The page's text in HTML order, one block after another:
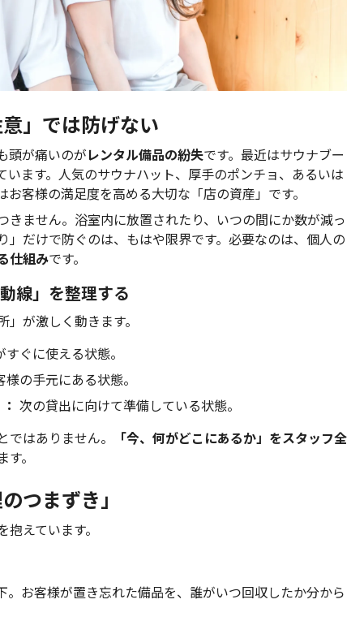
」では防げない
頭が痛いのがレンタル備品の紛失です。最近はサウナブー
います。人気のサウナハット、厚手のポンチョ、あるいは
客様の満足度を高める大切な「店の資産」です。
きません。浴室内に放置されたり、いつの間にか数が減っ
」だけで防ぐのは、もはや限界です。必要なのは、個人の
仕組みです。
線」を整理する
が激しく動きます。
すぐに使える状態。
様の手元にある状態。
次の貸出に向けて準備している状態。
はありません。
「今、何がどこにあるか」をスタッフ全
す。
つまずき」
えています。
。お客様が置き忘れた備品を、誰がいつ回収したか分から